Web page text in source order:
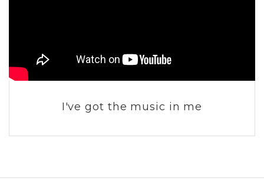
I've got the music in me